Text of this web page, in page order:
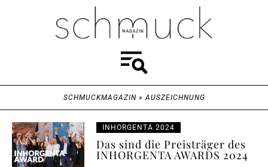
SCHMUCKMAGAZIN»AUSZEICHNUNG
INHORGENTA 2024
Das sind die Preisträger des
INHORGENTA AWARDS 2024